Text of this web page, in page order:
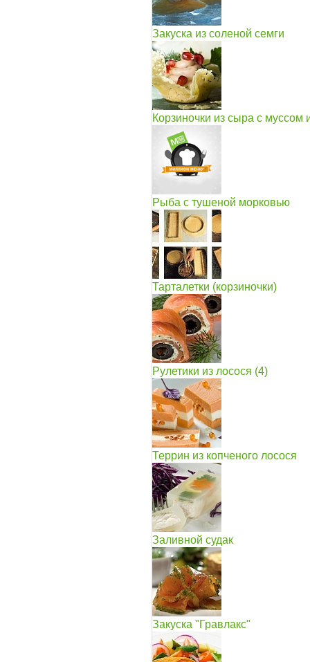
Закуска из соленой семги
Корзиночки из сыра с муссом
Рыба с тушеной морковью
Тарталетки (корзиночки)
Рулетики из лосося (4)
Террин из копченого лосося
Заливной судак
Закуска "Гравлакс"